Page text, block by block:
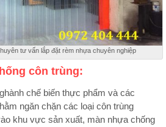
tư vấn lắp đặt rèm nhựa chuyên nghiệp
côn trùng:
chế biến thực phẩm và các
ngăn chặn các loại côn trùng
khu vực sản xuất, màn nhựa chống